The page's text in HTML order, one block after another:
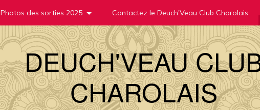
Photos des sorties 2025 Contactez le Deuch'Veau Club Charolais
DEUCH'VEAU
CHAROLAIS